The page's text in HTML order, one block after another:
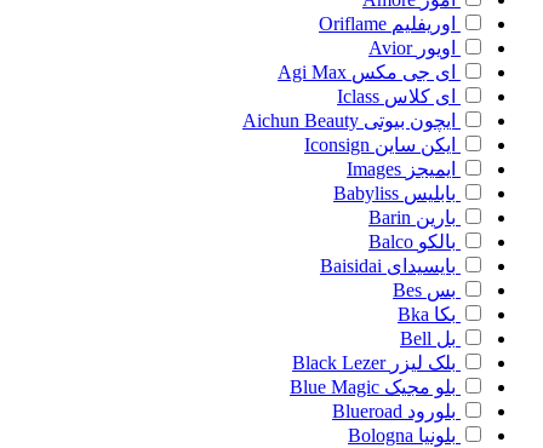
اوریفلیم Oriflame
اویور Avior
ای جی مکس Agi Max
ای کلاس Iclass
ایچون بیوتی Aichun Beauty
ایکن ساین Iconsign
ایمیجز Images
بابلیس Babyliss
بارین Barin
بالکو Balco
بایسیدای Baisidai
بس Bes
بکا Bka
بل Bell
بلک لیزر Black Lezer
بلو مجیک Blue Magic
بلورود Blueroad
بلونیا Bologna